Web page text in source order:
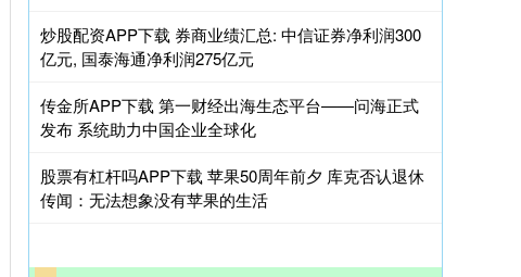
炒股配资APP下载 券商业绩汇总: 中信证券净利润300
亿元, 国泰海通净利润275亿元
传金所APP下载 第一财经出海生态平台——问海正式
发布 系统助力中国企业全球化
股票有杠杆吗APP下载 苹果50周年前夕 库克否认退休
传闻：无法想象没有苹果的生活